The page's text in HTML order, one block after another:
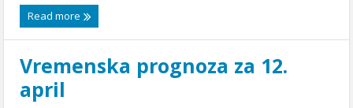
Read more
Vremenska prognoza za 12.
april